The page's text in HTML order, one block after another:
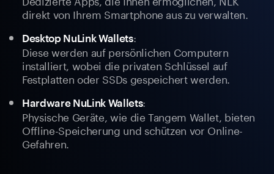
direkt von Ihrem Smartphone aus zu verwalten.
Desktop NuLink Wallets:
Diese werden auf persönlichen Computern
installiert, wobei die privaten Schlüssel auf
Festplatten oder SSDs gespeichert werden.
Hardware NuLink Wallets:
Physische Geräte, wie die Tangem Wallet, bieten
Offline-Speicherung und schützen vor Online-
Gefahren.